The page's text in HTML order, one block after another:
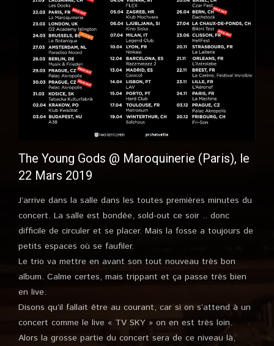
The Young Gods @ Maroquinerie (Paris), le
22 Mars 2019
J’arrive dans la salle dans les toutes premières minutes du
concert. La salle est bondée, sold-out ce soir .. donc
difficile de circuler et se placer. Mais la fosse a toujours de
petits espaces où se faufiler.
Le trio va mettre en avant son tout nouveau très bon
album. Calme certes, mais trippant et ça passe très bien
en live.
Disons qu’il fallait être au courant, car si on s’attend à un
concert comme le live « TV SKY » on en est très loin.
Alors la grosse partie du concert sera de ce niveau là,